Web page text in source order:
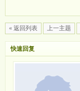
« 返回列表 上一主题
快速回复